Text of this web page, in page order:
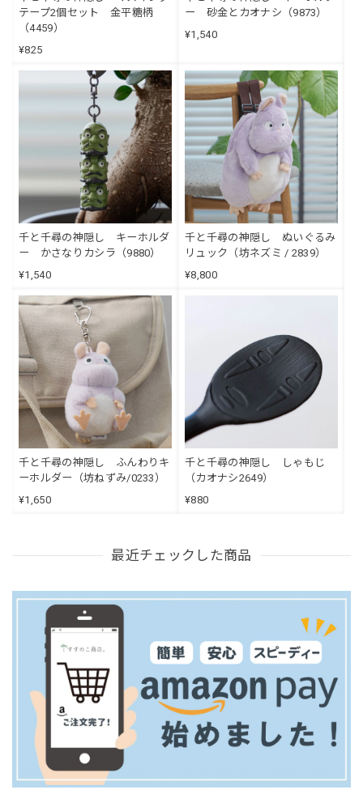
テープ2個セット 金平糖柄
（4459）
¥825
ー 砂金とカオナシ（9873）
¥1,540
千と千尋の神隠し キーホルダ
ー かさなりカシラ（9880）
¥1,540
千と千尋の神隠し ぬいぐるみ
リュック（坊ネズミ / 2839）
¥8,800
千と千尋の神隠し ふんわりキ
ーホルダー（坊ねずみ/0233）
¥1,650
千と千尋の神隠し しゃもじ
（カオナシ2649）
¥880
最近チェックした商品